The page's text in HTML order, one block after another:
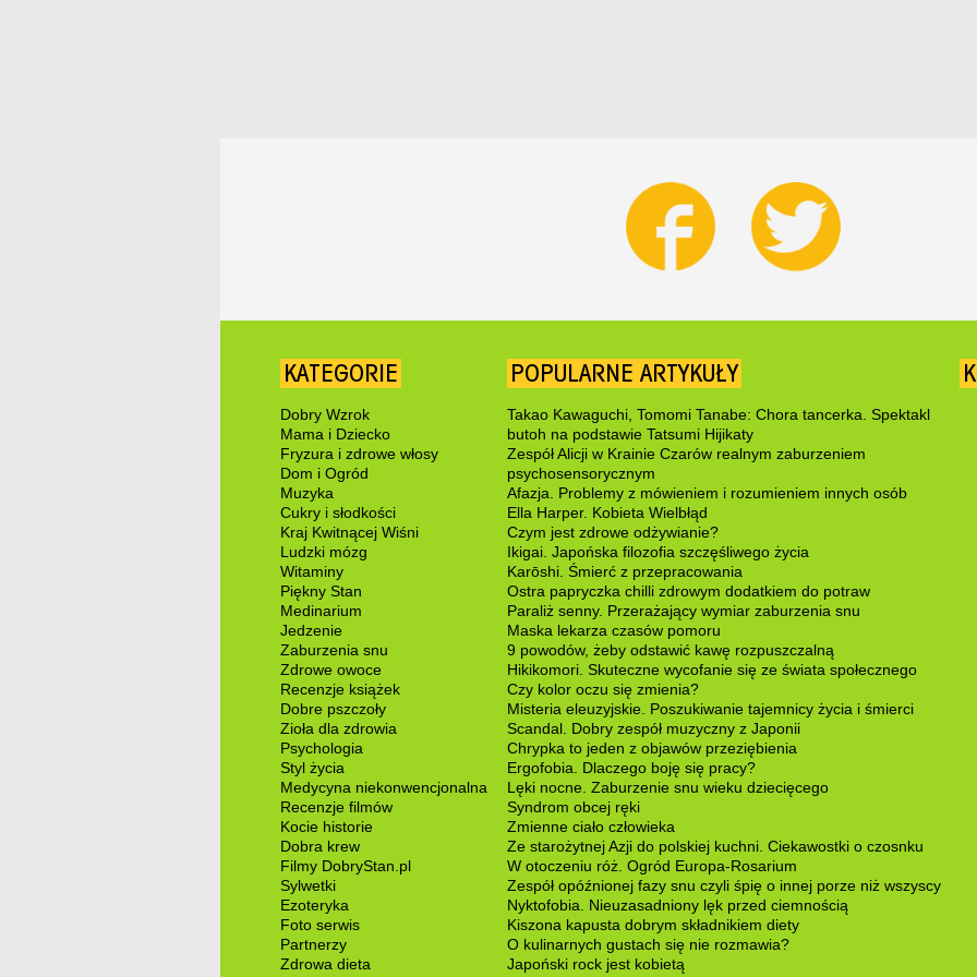
KATEGORIE
Dobry Wzrok
Mama i Dziecko
Fryzura i zdrowe włosy
Dom i Ogród
Muzyka
Cukry i słodkości
Kraj Kwitnącej Wiśni
Ludzki mózg
Witaminy
Piękny Stan
Medinarium
Jedzenie
Zaburzenia snu
Zdrowe owoce
Recenzje książek
Dobre pszczoły
Zioła dla zdrowia
Psychologia
Styl życia
Medycyna niekonwencjonalna
Recenzje filmów
Kocie historie
Dobra krew
Filmy DobryStan.pl
Sylwetki
Ezoteryka
Foto serwis
Partnerzy
Zdrowa dieta
POPULARNE ARTYKUŁY
Takao Kawaguchi, Tomomi Tanabe: Chora tancerka. Spektakl
butoh na podstawie Tatsumi Hijikaty
Zespół Alicji w Krainie Czarów realnym zaburzeniem
psychosensorycznym
Afazja. Problemy z mówieniem i rozumieniem innych osób
Ella Harper. Kobieta Wielbłąd
Czym jest zdrowe odżywianie?
Ikigai. Japońska filozofia szczęśliwego życia
Karōshi. Śmierć z przepracowania
Ostra papryczka chilli zdrowym dodatkiem do potraw
Paraliż senny. Przerażający wymiar zaburzenia snu
Maska lekarza czasów pomoru
9 powodów, żeby odstawić kawę rozpuszczalną
Hikikomori. Skuteczne wycofanie się ze świata społecznego
Czy kolor oczu się zmienia?
Misteria eleuzyjskie. Poszukiwanie tajemnicy życia i śmierci
Scandal. Dobry zespół muzyczny z Japonii
Chrypka to jeden z objawów przeziębienia
Ergofobia. Dlaczego boję się pracy?
Lęki nocne. Zaburzenie snu wieku dziecięcego
Syndrom obcej ręki
Zmienne ciało człowieka
Ze starożytnej Azji do polskiej kuchni. Ciekawostki o czosnku
W otoczeniu róż. Ogród Europa-Rosarium
Zespół opóźnionej fazy snu czyli śpię o innej porze niż wszyscy
Nyktofobia. Nieuzasadniony lęk przed ciemnością
Kiszona kapusta dobrym składnikiem diety
O kulinarnych gustach się nie rozmawia?
Japoński rock jest kobietą